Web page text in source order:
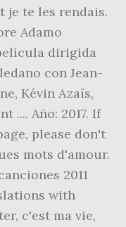
je te les rendais.
Adamo
dirigida
con Jean-
Kévin Azaïs,
.... Año: 2017. If
please don't
mots d'amour.
2011
with
c'est ma vie,